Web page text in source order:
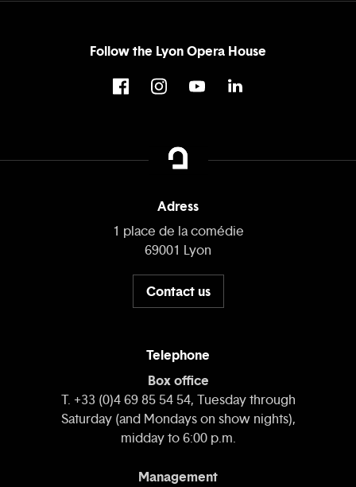
Follow the Lyon Opera House
Adress
1 place de la comédie
69001 Lyon
Contact us
Telephone
Box office
T. +33 (0)4 69 85 54 54, Tuesday through
Saturday (and Mondays on show nights),
midday to 6:00 p.m.
Management